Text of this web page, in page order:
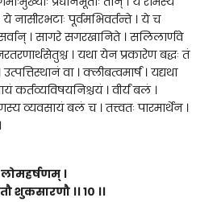
नासीरभटाः पूर्वमभिवर्तन्ते । ये च
। सागरे सगरखानिते । सलिलार्णवे
। यथा येन प्रकारेण बद्धः तं
वा । क्लीबत्वमार्षं । यद्यथा
कर्तव्यविषयनिश्चयं । वीर्यं बलं ।
व्यवसायं बलं च । तत्त्वतः पारमार्थेन ।
लोमहर्षणम् ।
शुकसारणौ ।।१० ।।